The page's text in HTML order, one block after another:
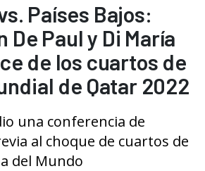
Países Bajos:
De Paul y Di María
de los cuartos de
de Qatar 2022
una conferencia de
al choque de cuartos de
del Mundo